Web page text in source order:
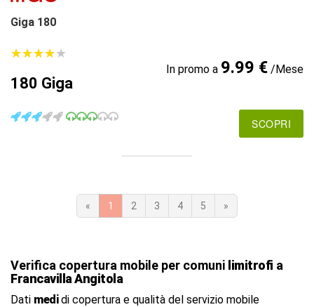
Giga 180
★★★★★
★★★★★
180 Giga
In promo a 9.99 €/Mese
SCOPRI
« 1 2 3 4 5 »
Verifica copertura mobile per comuni limitrofi a
Francavilla Angitola
Dati medidi copertura e qualità del servizio mobile